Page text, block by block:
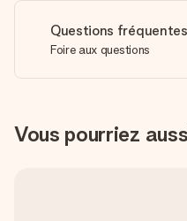
Questions fréquentes
Foire aux questions
Vous pourriez